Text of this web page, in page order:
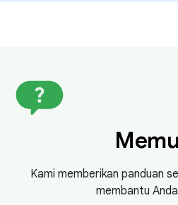
Kami memberikan panduan
membantu